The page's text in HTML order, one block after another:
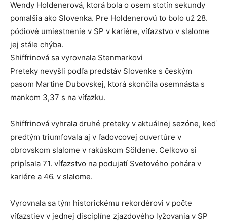
Wendy Holdenerová, ktorá bola o osem stotín sekundy
pomalšia ako Slovenka. Pre Holdenerovú to bolo už 28.
pódiové umiestnenie v SP v kariére, víťazstvo v slalome
jej stále chýba.
Shiffrinová sa vyrovnala Stenmarkovi
Preteky nevyšli podľa predstáv Slovenke s českým
pasom Martine Dubovskej, ktorá skončila osemnásta s
mankom 3,37 s na víťazku.
Shiffrinová vyhrala druhé preteky v aktuálnej sezóne, keď
predtým triumfovala aj v ľadovcovej ouvertúre v
obrovskom slalome v rakúskom Söldene. Celkovo si
pripísala 71. víťazstvo na podujatí Svetového pohára v
kariére a 46. v slalome.
Vyrovnala sa tým historickému rekordérovi v počte
víťazstiev v jednej disciplíne zjazdového lyžovania v SP